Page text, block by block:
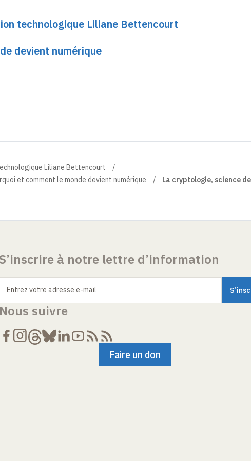
technologique Liliane Bettencourt
devient numérique
Liliane Bettencourt
et comment le monde devient numérique
La cryptologie, science
à notre lettre d’information
Entrez votre adresse e-mail
suivre
Faire un don